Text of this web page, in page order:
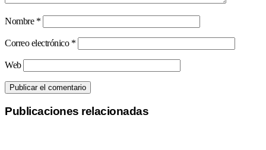
Nombre *
Correo electrónico *
Web
Publicaciones relacionadas